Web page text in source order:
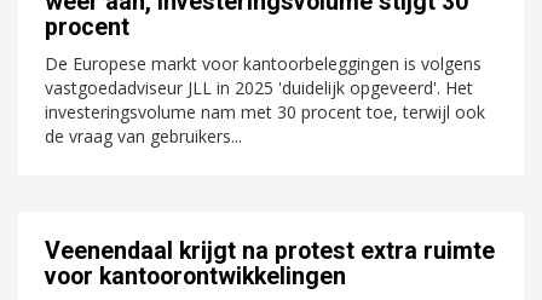
procent
De Europese markt voor kantoorbeleggingen is volgens
vastgoedadviseur JLL in 2025 'duidelijk opgeveerd'. Het
investeringsvolume nam met 30 procent toe, terwijl ook
de vraag van gebruikers...
Veenendaal krijgt na protest extra ruimte
voor kantoorontwikkelingen